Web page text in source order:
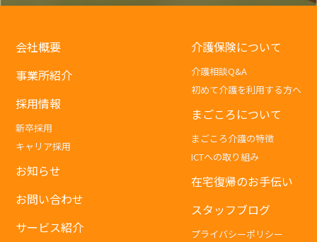
会社概要
事業所紹介
採用情報
新卒採用
キャリア採用
お知らせ
お問い合わせ
サービス紹介
介護保険について
介護相談Q&A
初めて介護を利用する方へ
まごころについて
まごころ介護の特徴
ICTへの取り組み
在宅復帰のお手伝い
スタッフブログ
プライバシーポリシー